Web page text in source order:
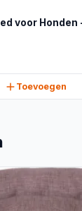
voor Honden
Toevoegen